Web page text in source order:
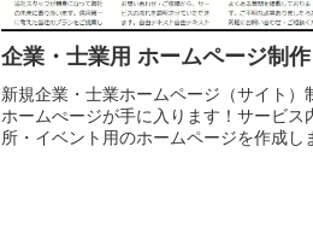
企業・士業用 ホームページ制作
新規企業・士業ホームページ（サイト）
ホームぺージが手に入ります！サービス
所・イベント用のホームページを作成し